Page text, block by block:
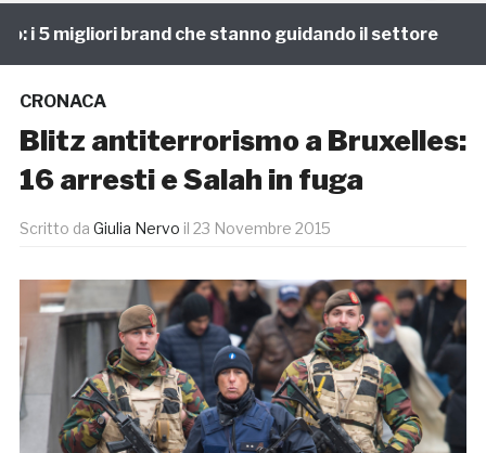
5 migliori brand che stanno guidando il settore
CRONACA
Blitz antiterrorismo a Bruxelles:
16 arresti e Salah in fuga
Scritto da Giulia Nervo il 23 Novembre 2015